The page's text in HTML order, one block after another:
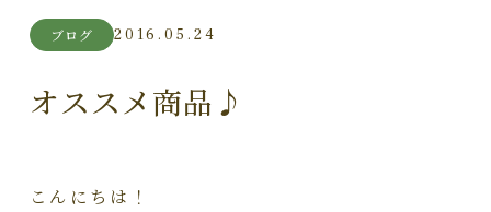
ブログ 2016.05.24
オススメ商品♪
こんにちは！